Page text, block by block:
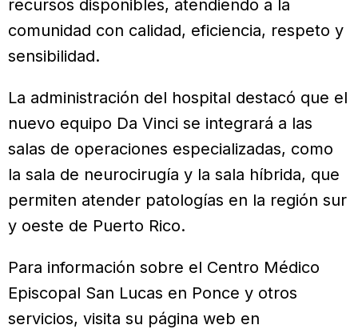
recursos disponibles, atendiendo a la
comunidad con calidad, eficiencia, respeto y
sensibilidad.
La administración del hospital destacó que el
nuevo equipo Da Vinci se integrará a las
salas de operaciones especializadas, como
la sala de neurocirugía y la sala híbrida, que
permiten atender patologías en la región sur
y oeste de Puerto Rico.
Para información sobre el Centro Médico
Episcopal San Lucas en Ponce y otros
servicios, visita su página web en